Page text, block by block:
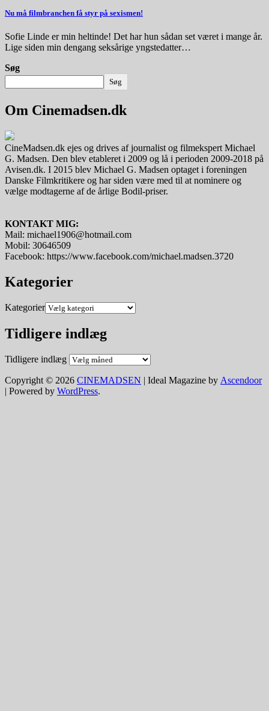
Nu må filmbranchen få styr på sexismen!
Sofie Linde er min heltinde! Det har hun sådan set været i mange år.
Lige siden min dengang seksårige yngstedatter…
Søg
Søg
Om Cinemadsen.dk
CineMadsen.dk ejes og drives af journalist og filmekspert Michael
G. Madsen. Den blev etableret i 2009 og lå i perioden 2009-2018 på
Avisen.dk. I 2015 blev Michael G. Madsen optaget i foreningen
Danske Filmkritikere og har siden være med til at nominere og
vælge modtagerne af de årlige Bodil-priser.
KONTAKT MIG:
Mail: michael1906@hotmail.com
Mobil: 30646509
Facebook: https://www.facebook.com/michael.madsen.3720
Kategorier
Kategorier
Tidligere indlæg
Tidligere indlæg
Copyright © 2026 CINEMADSEN | Ideal Magazine by Ascendoor
| Powered by WordPress.